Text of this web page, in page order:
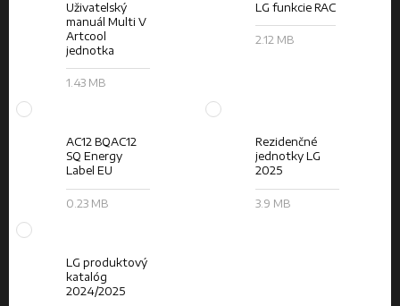
Uživatelský
manuál Multi V
Artcool
jednotka
1.43 MB
LG funkcie RAC
2.12 MB
AC12 BQAC12
SQ Energy
Label EU
0.23 MB
Rezidenčné
jednotky LG
2025
3.9 MB
LG produktový
katalóg
2024/2025